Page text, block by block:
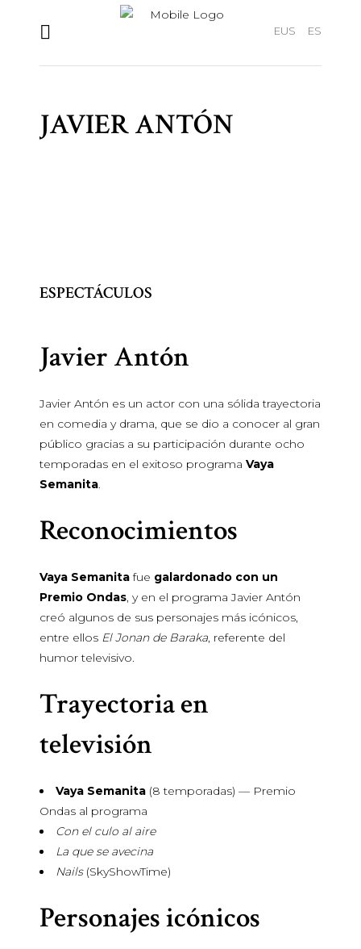
EUS ES
JAVIER ANTÓN
ESPECTÁCULOS
Javier Antón
Javier Antón es un actor con una sólida trayectoria
en comedia y drama, que se dio a conocer al gran
público gracias a su participación durante ocho
temporadas en el exitoso programa Vaya
Semanita.
Reconocimientos
Vaya Semanitafue galardonado con un
Premio Ondas, y en el programa Javier Antón
creó algunos de sus personajes más icónicos,
entre ellos El Jonan de Baraka, referente del
humor televisivo.
Trayectoria en
televisión
Vaya Semanita (8 temporadas) — Premio
Ondas al programa
Con el culo al aire
La que se avecina
Nails(SkyShowTime)
Personajes icónicos